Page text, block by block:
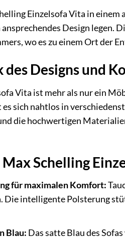
Einzelsofa Vita in
Design legen.
wo es zu einem Ort der
Designs und
Vita ist mehr als nur ein
sich nahtlos in
die hochwertigen
Schelling
für maximalen Komfort:
Die intelligente Polsterung
Blau: Das satte Blau des